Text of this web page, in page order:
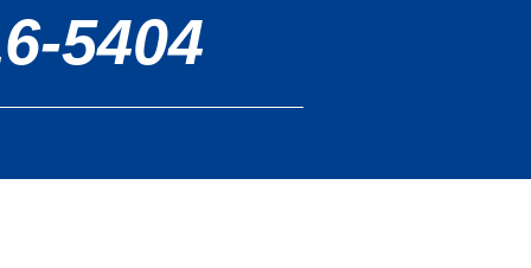
5404